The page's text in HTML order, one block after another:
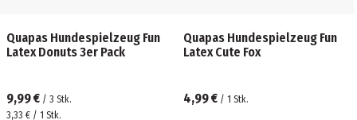
Quapas Hundespielzeug Fun
Latex Donuts 3er Pack
9,99 € / 3 Stk.
3,33 € / 1 Stk.
Quapas Hundespielzeug Fun
Latex Cute Fox
4,99 € / 1 Stk.